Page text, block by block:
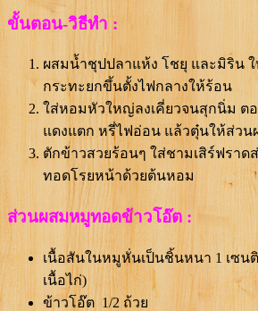
ขั้นตอน-วิธีทำ :
ผสมน้ำชุปปลาแห้ง โชยุ และมิริน ใ
กระทะยกขึ้นตั้งไฟกลางให้ร้อน
ใส่หอมหัวใหญ่ลงเคี่ยวจนสุกนิ่ม ตอ
แดงแตก หรี่ไฟอ่อน แล้วตุ๋นให้ส่วน
ตักข้าวสวยร้อนๆ ใส่ชามเสิร์ฟราด
ทอดโรยหน้าด้วยต้นหอม
ส่วนผสมหมูทอดข้าวโอ๊ต :
เนื้อสันในหมูหั่นเป็นชิ้นหนา 1 เซน
เนื้อไก่)
ข้าวโอ๊ต 1/2 ถ้วย